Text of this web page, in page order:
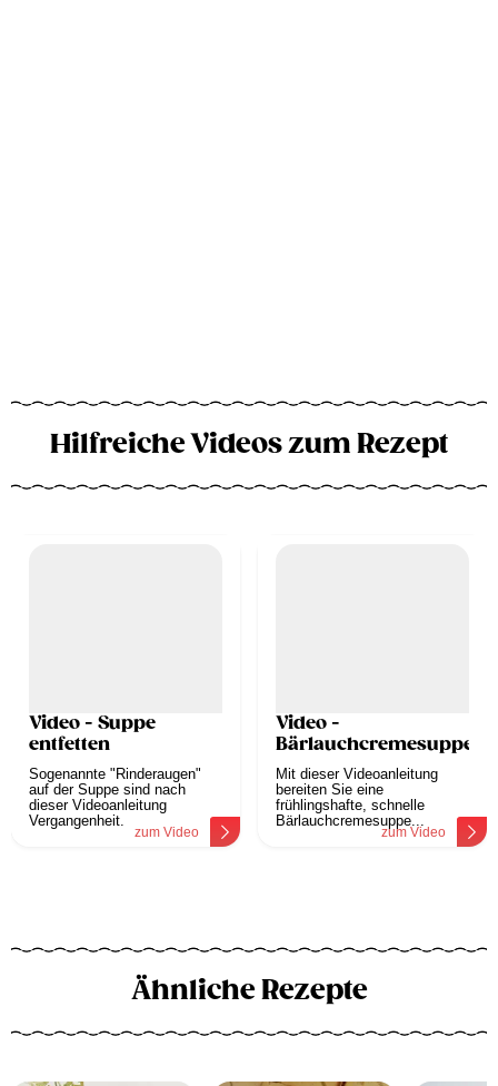
Hilfreiche Videos zum Rezept
Video - Suppe
entfetten
Sogenannte "Rinderaugen"
auf der Suppe sind nach
dieser Videoanleitung
Vergangenheit.
zum Video
Video -
Bärlauchcremesuppe
Mit dieser Videoanleitung
bereiten Sie eine
frühlingshafte, schnelle
Bärlauchcremesuppe...
zum Video
Ähnliche Rezepte